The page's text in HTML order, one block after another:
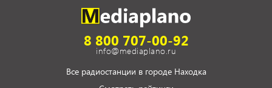
8 800 707-00-92
info@mediaplano.ru
Все радиостанции в городе Находка